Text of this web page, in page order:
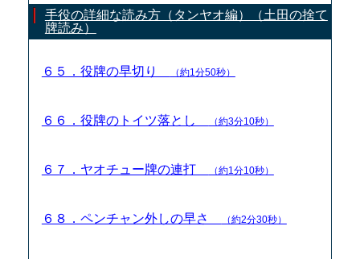
手役の詳細な読み方（タンヤオ編）（土田の捨て
牌読み）
６５．役牌の早切り （約1分50秒）
６６．役牌のトイツ落とし （約3分10秒）
６７．ヤオチュー牌の連打 （約1分10秒）
６８．ペンチャン外しの早さ （約2分30秒）